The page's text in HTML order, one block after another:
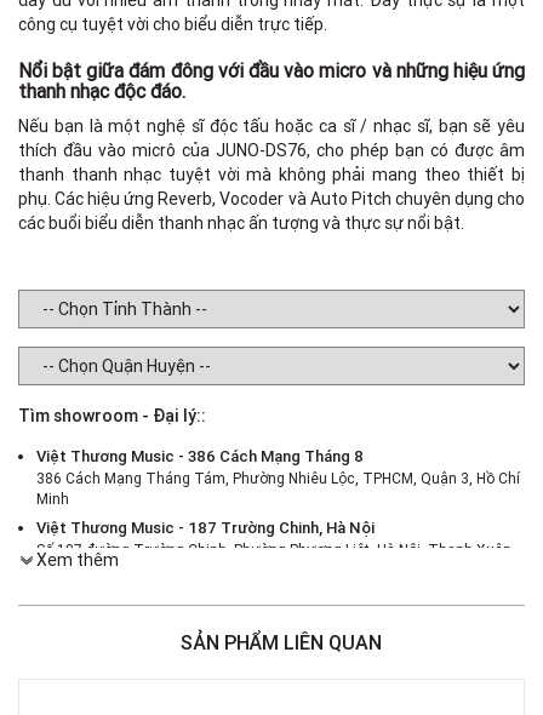
công cụ tuyệt vời cho biểu diễn trực tiếp.
Nổi bật giữa đám đông với đầu vào micro và những hiệu ứng
thanh nhạc độc đáo.
Nếu bạn là một nghệ sĩ độc tấu hoặc ca sĩ / nhạc sĩ, bạn sẽ yêu
thích đầu vào micrô của JUNO-DS76, cho phép bạn có được âm
thanh thanh nhạc tuyệt vời mà không phải mang theo thiết bị
phụ. Các hiệu ứng Reverb, Vocoder và Auto Pitch chuyên dụng cho
các buổi biểu diễn thanh nhạc ấn tượng và thực sự nổi bật.
Tìm showroom - Đại lý::
Việt Thương Music - 386 Cách Mạng Tháng 8
386 Cách Mạng Tháng Tám, Phường Nhiêu Lộc, TPHCM, Quận 3, Hồ Chí
Minh
Việt Thương Music - 187 Trường Chinh, Hà Nội
Số 187 đường Trường Chinh, Phường Phương Liệt, Hà Nội, Thanh Xuân ,
Hà Nội
Việt Thương Music - 46 Hào Nam
Việt Thương Music - Crescent Mall
Xem thêm
SẢN PHẨM LIÊN QUAN